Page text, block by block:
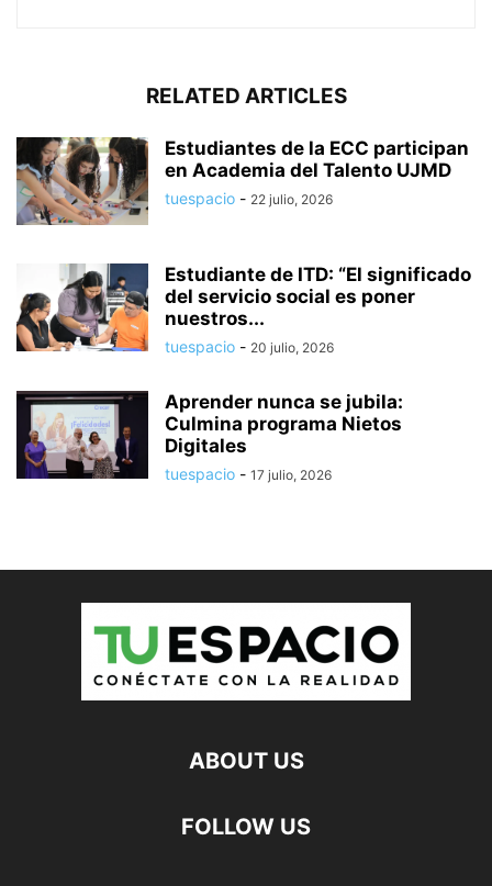
RELATED ARTICLES
Estudiantes de la ECC participan
en Academia del Talento UJMD
tuespacio - 22 julio, 2026
Estudiante de ITD: “El significado
del servicio social es poner
nuestros...
tuespacio - 20 julio, 2026
Aprender nunca se jubila:
Culmina programa Nietos
Digitales
tuespacio - 17 julio, 2026
ABOUT US
FOLLOW US